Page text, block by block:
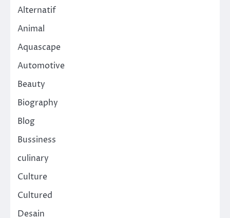
Alternatif
Animal
Aquascape
Automotive
Beauty
Biography
Blog
Bussiness
culinary
Culture
Cultured
Desain